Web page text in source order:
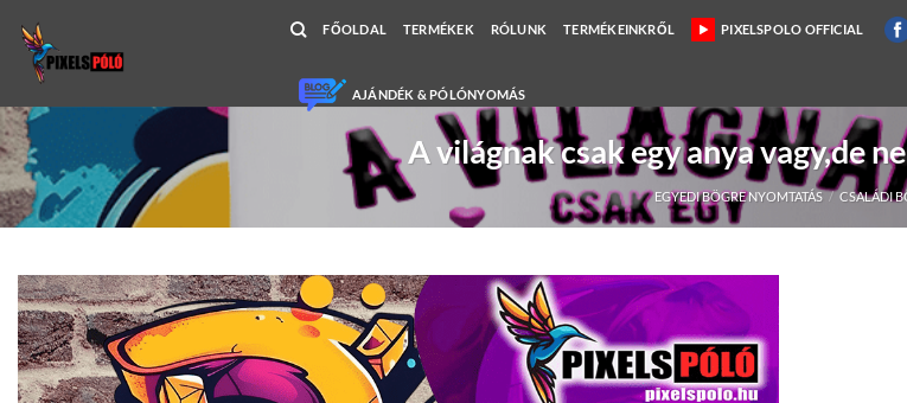
content
FŐOLDAL TERMÉKEK RÓLUNK TERMÉKEINKRŐL PIXELSPOLO OFFICIAL
AJÁNDÉK & PÓLÓNYOMÁS
A világnak csak egy anya vagy,de
EGYEDI BÖGRE NYOMTATÁS / CSALÁDI